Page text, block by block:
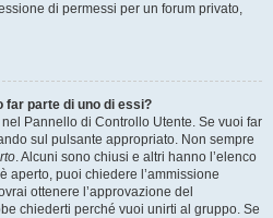
di permessi per un forum privato,
far parte di uno di essi?
nel Pannello di Controllo Utente. Se vuoi far
sul pulsante appropriato. Non sempre
. Alcuni sono chiusi e altri hanno l’elenco
aperto, puoi chiedere l’ammissione
ottenere l’approvazione del
chiederti perché vuoi unirti al gruppo. Se